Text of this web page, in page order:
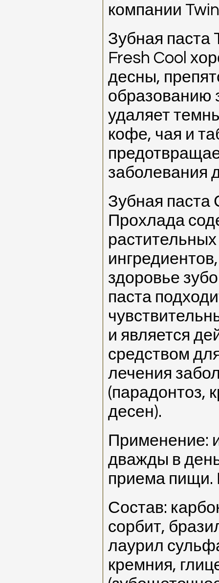
компании
Зубная паста
Fresh Cool
десны,
образованию
удаляет
кофе, чая и
заболевания
Зубная паста
Прохлада
растительных
здоровье
паста
и является
средством
лечения
(парадонтоз,
десен).
Применение:
дважды в
приема пищи.
Состав:
сорбит,
лаурил
кремния,